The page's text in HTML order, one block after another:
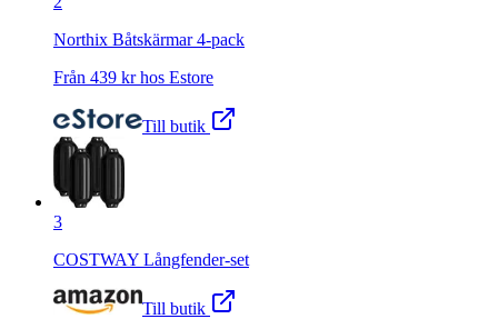
Northix Båtskärmar 4-pack
Från 439 kr hos Estore
Till butik
3
COSTWAY Långfender-set
Till butik